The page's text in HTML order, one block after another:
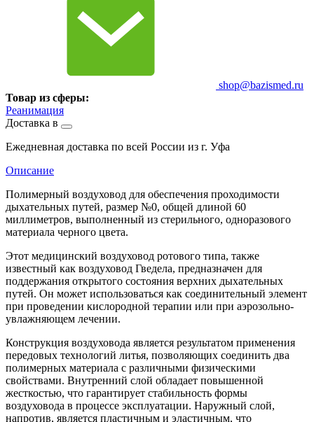
shop@bazismed.ru
Товар из сферы:
Реанимация
Доставка в
Ежедневная доставка по всей России из г. Уфа
Описание
Полимерный воздуховод для обеспечения проходимости
дыхательных путей, размер №0, общей длиной 60
миллиметров, выполненный из стерильного, одноразового
материала черного цвета.
Этот медицинский воздуховод ротового типа, также
известный как воздуховод Гведела, предназначен для
поддержания открытого состояния верхних дыхательных
путей. Он может использоваться как соединительный элемент
при проведении кислородной терапии или при аэрозольно-
увлажняющем лечении.
Конструкция воздуховода является результатом применения
передовых технологий литья, позволяющих соединить два
полимерных материала с различными физическими
свойствами. Внутренний слой обладает повышенной
жесткостью, что гарантирует стабильность формы
воздуховода в процессе эксплуатации. Наружный слой,
напротив, является пластичным и эластичным, что